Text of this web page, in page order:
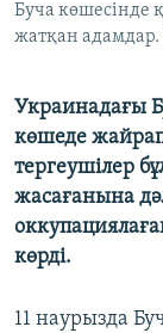
Буча көшесінде
жатқан адамдар.
Украинадағы
көшеде
тергеушілер
жасағанына
көрді.
11 наурызда